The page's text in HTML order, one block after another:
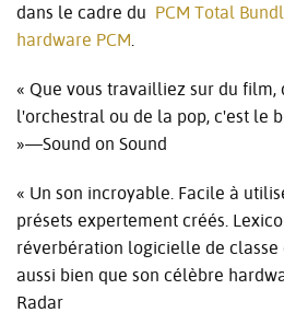
dans le cadre du PCM Total
hardware PCM
« Que vous travailliez sur du film,
l'orchestral ou de la pop, c'est le
»—Sound on Sound
« Un son incroyable. Facile à
présets expertement créés.
réverbération logicielle de classe
aussi bien que son célèbre
Radar